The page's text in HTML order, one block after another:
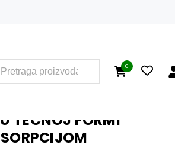
0
TEČNOJ FORMI